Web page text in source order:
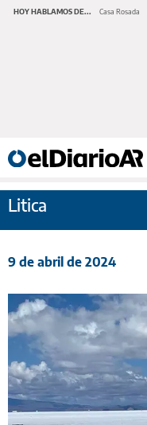
HOY HABLAMOS DE... Casa Rosada
Litica
9 de abril de 2024